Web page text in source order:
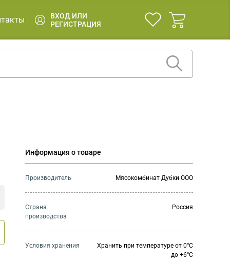
ВХОД ИЛИ
РЕГИСТРАЦИЯ
Информация о товаре
Производитель Мясокомбинат Дубки ООО
Страна
производства
Россия
Условия хранения
Хранить при температуре от 0°С
до +6°С